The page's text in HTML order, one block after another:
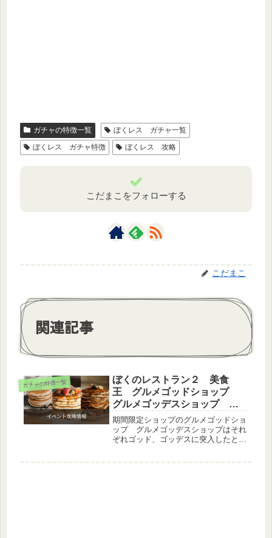
ガチャの特徴一覧
ぼくレス ガチャ一覧
ぼくレス ガチャ特徴
ぼくレス 攻略
こだまこをフォローする
こだまこ
関連記事
ガチャの特徴一覧
ぼくのレストラン２ 美食
王 グルメゴッドショップ
グルメゴッデスショップ 詳
細
期間限定ショップのグルメゴッドショ
ップ グルメゴッデスショップはそれ
ぞれゴッド、ゴッデスに突入したとき